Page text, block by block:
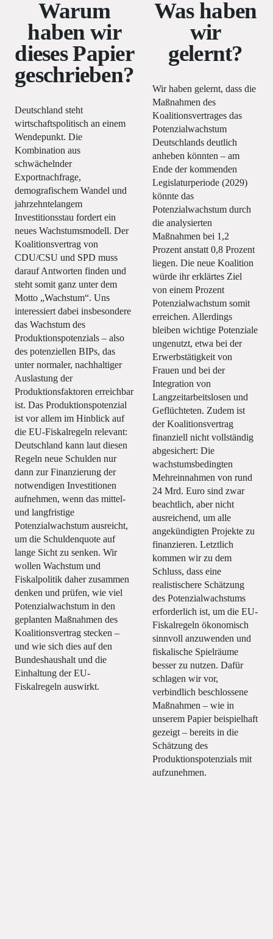
Warum
haben wir
dieses Papier
geschrieben?
Deutschland steht
wirtschaftspolitisch an einem
Wendepunkt. Die
Kombination aus
schwächelnder
Exportnachfrage,
demografischem Wandel und
jahrzehntelangem
Investitionsstau fordert ein
neues Wachstumsmodell. Der
Koalitionsvertrag von
CDU/CSU und SPD muss
darauf Antworten finden und
steht somit ganz unter dem
Motto „Wachstum“. Uns
interessiert dabei insbesondere
das Wachstum des
Produktionspotenzials – also
des potenziellen BIPs, das
unter normaler, nachhaltiger
Auslastung der
Produktionsfaktoren erreichbar
ist. Das Produktionspotenzial
ist vor allem im Hinblick auf
die EU-Fiskalregeln relevant:
Deutschland kann laut diesen
Regeln neue Schulden nur
dann zur Finanzierung der
notwendigen Investitionen
aufnehmen, wenn das mittel-
und langfristige
Potenzialwachstum ausreicht,
um die Schuldenquote auf
lange Sicht zu senken. Wir
wollen Wachstum und
Fiskalpolitik daher zusammen
denken und prüfen, wie viel
Potenzialwachstum in den
geplanten Maßnahmen des
Koalitionsvertrag stecken –
und wie sich dies auf den
Bundeshaushalt und die
Einhaltung der EU-
Fiskalregeln auswirkt.
Was haben
wir
gelernt?
Wir haben gelernt, dass die
Maßnahmen des
Koalitionsvertrages das
Potenzialwachstum
Deutschlands deutlich
anheben könnten – am
Ende der kommenden
Legislaturperiode (2029)
könnte das
Potenzialwachstum durch
die analysierten
Maßnahmen bei 1,2
Prozent anstatt 0,8 Prozent
liegen. Die neue Koalition
würde ihr erklärtes Ziel
von einem Prozent
Potenzialwachstum somit
erreichen. Allerdings
bleiben wichtige Potenziale
ungenutzt, etwa bei der
Erwerbstätigkeit von
Frauen und bei der
Integration von
Langzeitarbeitslosen und
Geflüchteten. Zudem ist
der Koalitionsvertrag
finanziell nicht vollständig
abgesichert: Die
wachstumsbedingten
Mehreinnahmen von rund
24 Mrd. Euro sind zwar
beachtlich, aber nicht
ausreichend, um alle
angekündigten Projekte zu
finanzieren. Letztlich
kommen wir zu dem
Schluss, dass eine
realistischere Schätzung
des Potenzialwachstums
erforderlich ist, um die EU-
Fiskalregeln ökonomisch
sinnvoll anzuwenden und
fiskalische Spielräume
besser zu nutzen. Dafür
schlagen wir vor,
verbindlich beschlossene
Maßnahmen – wie in
unserem Papier beispielhaft
gezeigt – bereits in die
Schätzung des
Produktionspotenzials mit
aufzunehmen.